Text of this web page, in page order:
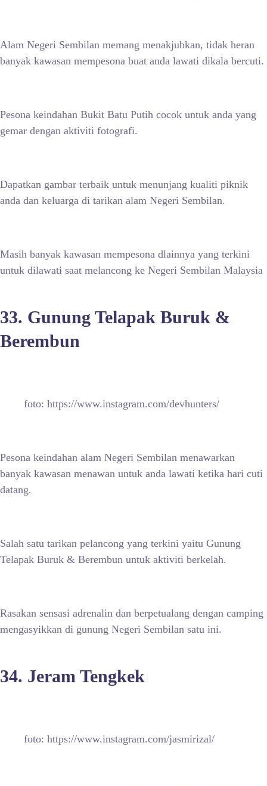
Alam Negeri Sembilan memang menakjubkan, tidak heran
banyak kawasan mempesona buat anda lawati dikala bercuti.
Pesona keindahan Bukit Batu Putih cocok untuk anda yang
gemar dengan aktiviti fotografi.
Dapatkan gambar terbaik untuk menunjang kualiti piknik
anda dan keluarga di tarikan alam Negeri Sembilan.
Masih banyak kawasan mempesona dlainnya yang terkini
untuk dilawati saat melancong ke Negeri Sembilan Malaysia
33. Gunung Telapak Buruk &
Berembun
foto: https://www.instagram.com/devhunters/
Pesona keindahan alam Negeri Sembilan menawarkan
banyak kawasan menawan untuk anda lawati ketika hari cuti
datang.
Salah satu tarikan pelancong yang terkini yaitu Gunung
Telapak Buruk & Berembun untuk aktiviti berkelah.
Rasakan sensasi adrenalin dan berpetualang dengan camping
mengasyikkan di gunung Negeri Sembilan satu ini.
34. Jeram Tengkek
foto: https://www.instagram.com/jasmirizal/